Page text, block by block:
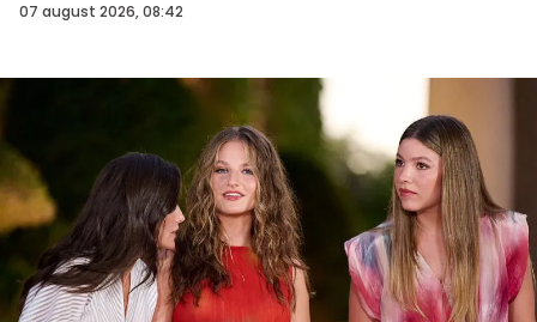
07 august 2026, 08:42